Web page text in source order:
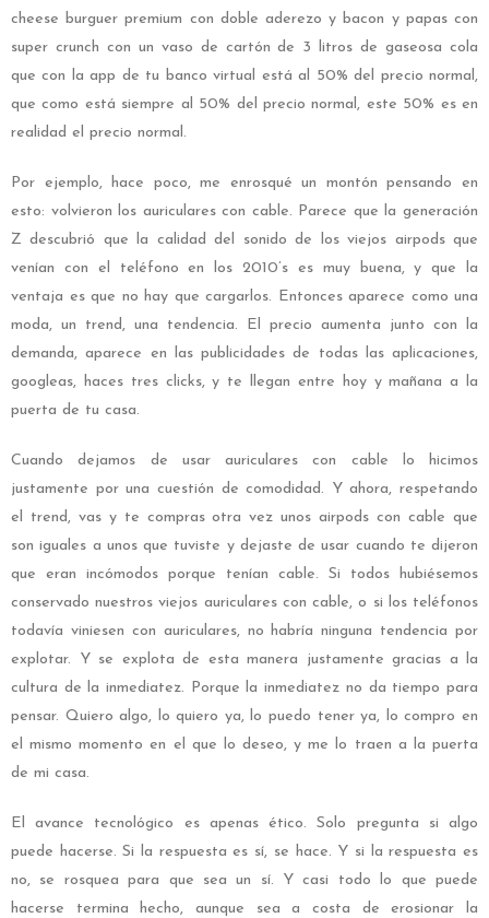
cheese burguer premium con doble aderezo y bacon y papas con
super crunch con un vaso de cartón de 3 litros de gaseosa cola
que con la app de tu banco virtual está al 50% del precio normal,
que como está siempre al 50% del precio normal, este 50% es en
realidad el precio normal.
Por ejemplo, hace poco, me enrosqué un montón pensando en
esto: volvieron los auriculares con cable. Parece que la generación
Z descubrió que la calidad del sonido de los viejos airpods que
venían con el teléfono en los 2010’s es muy buena, y que la
ventaja es que no hay que cargarlos. Entonces aparece como una
moda, un trend, una tendencia. El precio aumenta junto con la
demanda, aparece en las publicidades de todas las aplicaciones,
googleas, haces tres clicks, y te llegan entre hoy y mañana a la
puerta de tu casa.
Cuando dejamos de usar auriculares con cable lo hicimos
justamente por una cuestión de comodidad. Y ahora, respetando
el trend, vas y te compras otra vez unos airpods con cable que
son iguales a unos que tuviste y dejaste de usar cuando te dijeron
que eran incómodos porque tenían cable. Si todos hubiésemos
conservado nuestros viejos auriculares con cable, o si los teléfonos
todavía viniesen con auriculares, no habría ninguna tendencia por
explotar. Y se explota de esta manera justamente gracias a la
cultura de la inmediatez. Porque la inmediatez no da tiempo para
pensar. Quiero algo, lo quiero ya, lo puedo tener ya, lo compro en
el mismo momento en el que lo deseo, y me lo traen a la puerta
de mi casa.
El avance tecnológico es apenas ético. Solo pregunta si algo
puede hacerse. Si la respuesta es sí, se hace. Y si la respuesta es
no, se rosquea para que sea un sí. Y casi todo lo que puede
hacerse termina hecho, aunque sea a costa de erosionar la